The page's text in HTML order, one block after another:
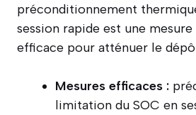
préconditionnement
session rapide est une
efficace pour atténuer le
Mesures efficaces :
limitation du SOC en